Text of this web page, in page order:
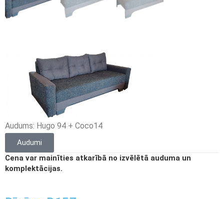
Audums: Hugo 94 + Coco14
Audumi
Cena var mainīties atkarībā no izvēlētā auduma un
komplektācijas.